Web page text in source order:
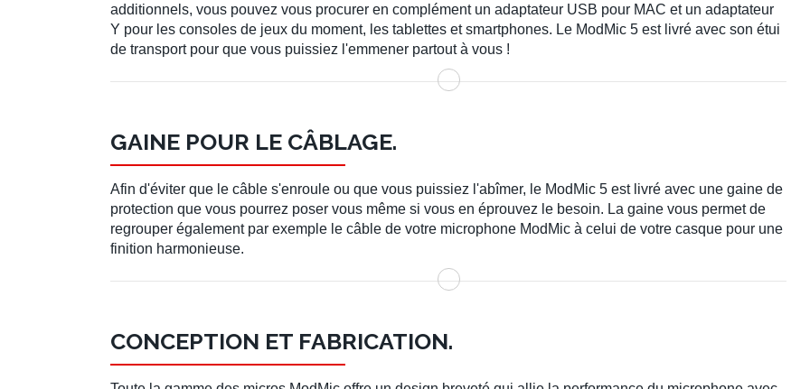
additionnels, vous pouvez vous procurer en complément un adaptateur USB pour MAC et un adaptateur
Y pour les consoles de jeux du moment, les tablettes et smartphones. Le ModMic 5 est livré avec son étui
de transport pour que vous puissiez l'emmener partout à vous !
GAINE POUR LE CÂBLAGE.
Afin d'éviter que le câble s'enroule ou que vous puissiez l'abîmer, le ModMic 5 est livré avec une gaine de
protection que vous pourrez poser vous même si vous en éprouvez le besoin. La gaine vous permet de
regrouper également par exemple le câble de votre microphone ModMic à celui de votre casque pour une
finition harmonieuse.
CONCEPTION ET FABRICATION.